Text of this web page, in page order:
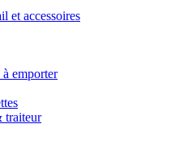
et accessoires
emporter
traiteur